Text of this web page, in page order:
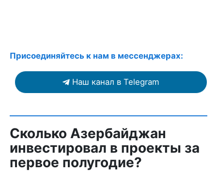
Присоединяйтесь к нам в мессенджерах:
Наш канал в Telegram
Сколько Азербайджан
инвестировал в проекты за
первое полугодие?